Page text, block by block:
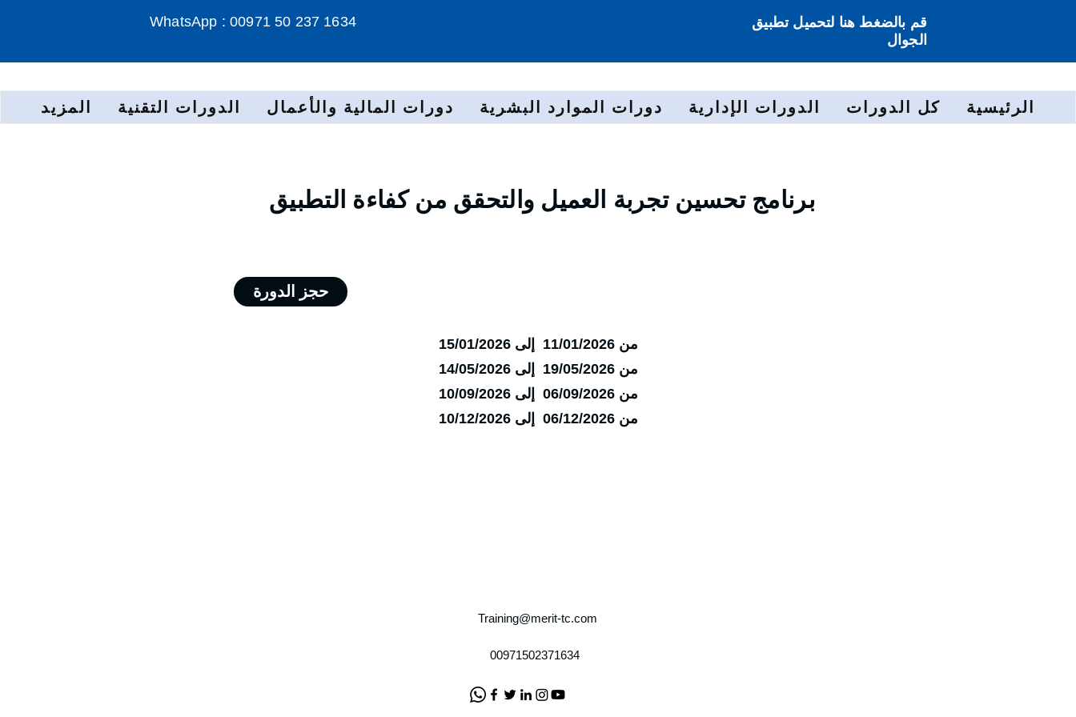
WhatsApp : 00971 50 237 1634
قم بالضغط هنا لتحميل تطبيق
الجوال
الرئيسية كل الدورات الدورات الإدارية دورات الموارد البشرية دورات المالية والأعمال الدورات التقنية المزيد
برنامج تحسين تجربة العميل والتحقق من كفاءة التطبيق
حجز الدورة
من 11/01/2026 إلى 15/01/2026
من 19/05/2026 إلى 14/05/2026
من 06/09/2026 إلى 10/09/2026
من 06/12/2026 إلى 10/12/2026
Training@merit-tc.com
00971502371634